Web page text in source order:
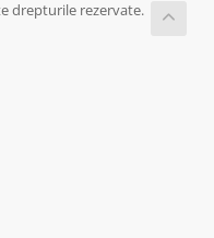
drepturile rezervate.